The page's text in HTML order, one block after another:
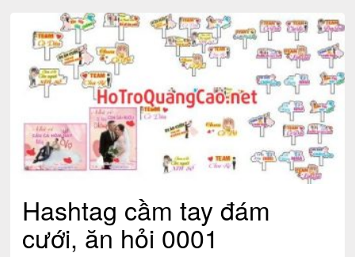
Hashtag cầm tay đám
cưới, ăn hỏi 0001